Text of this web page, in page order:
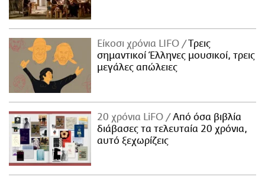
Είκοσι χρόνια LIFO
Tρεις
σημαντικοί Έλληνες μουσικοί, τρεις
μεγάλες απώλειες
20 χρόνια LiFO
Από όσα βιβλία
διάβασες τα τελευταία 20 χρόνια,
αυτό ξεχωρίζεις